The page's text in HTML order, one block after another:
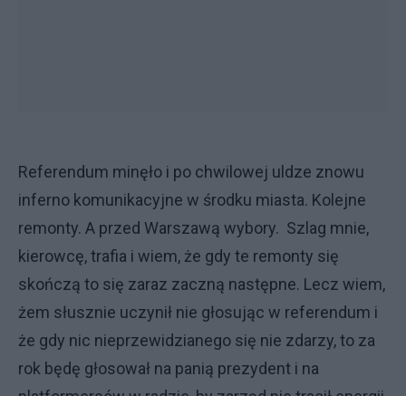
Referendum minęło i po chwilowej uldze znowu
inferno komunikacyjne w środku miasta. Kolejne
remonty. A przed Warszawą wybory. Szlag mnie,
kierowcę, trafia i wiem, że gdy te remonty się
skończą to się zaraz zaczną następne. Lecz wiem,
żem słusznie uczynił nie głosując w referendum i
że gdy nic nieprzewidzianego się nie zdarzy, to za
rok będę głosował na panią prezydent i na